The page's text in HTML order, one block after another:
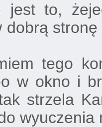
jest to,
dobrą
tego
w okno i
strzela
wyuczenia